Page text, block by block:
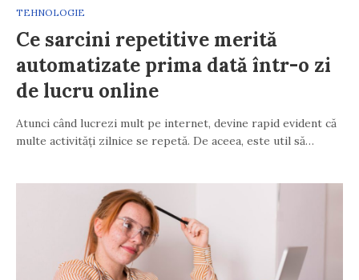
TEHNOLOGIE
Ce sarcini repetitive merită
automatizate prima dată într-o zi
de lucru online
Atunci când lucrezi mult pe internet, devine rapid evident că
multe activități zilnice se repetă. De aceea, este util să…